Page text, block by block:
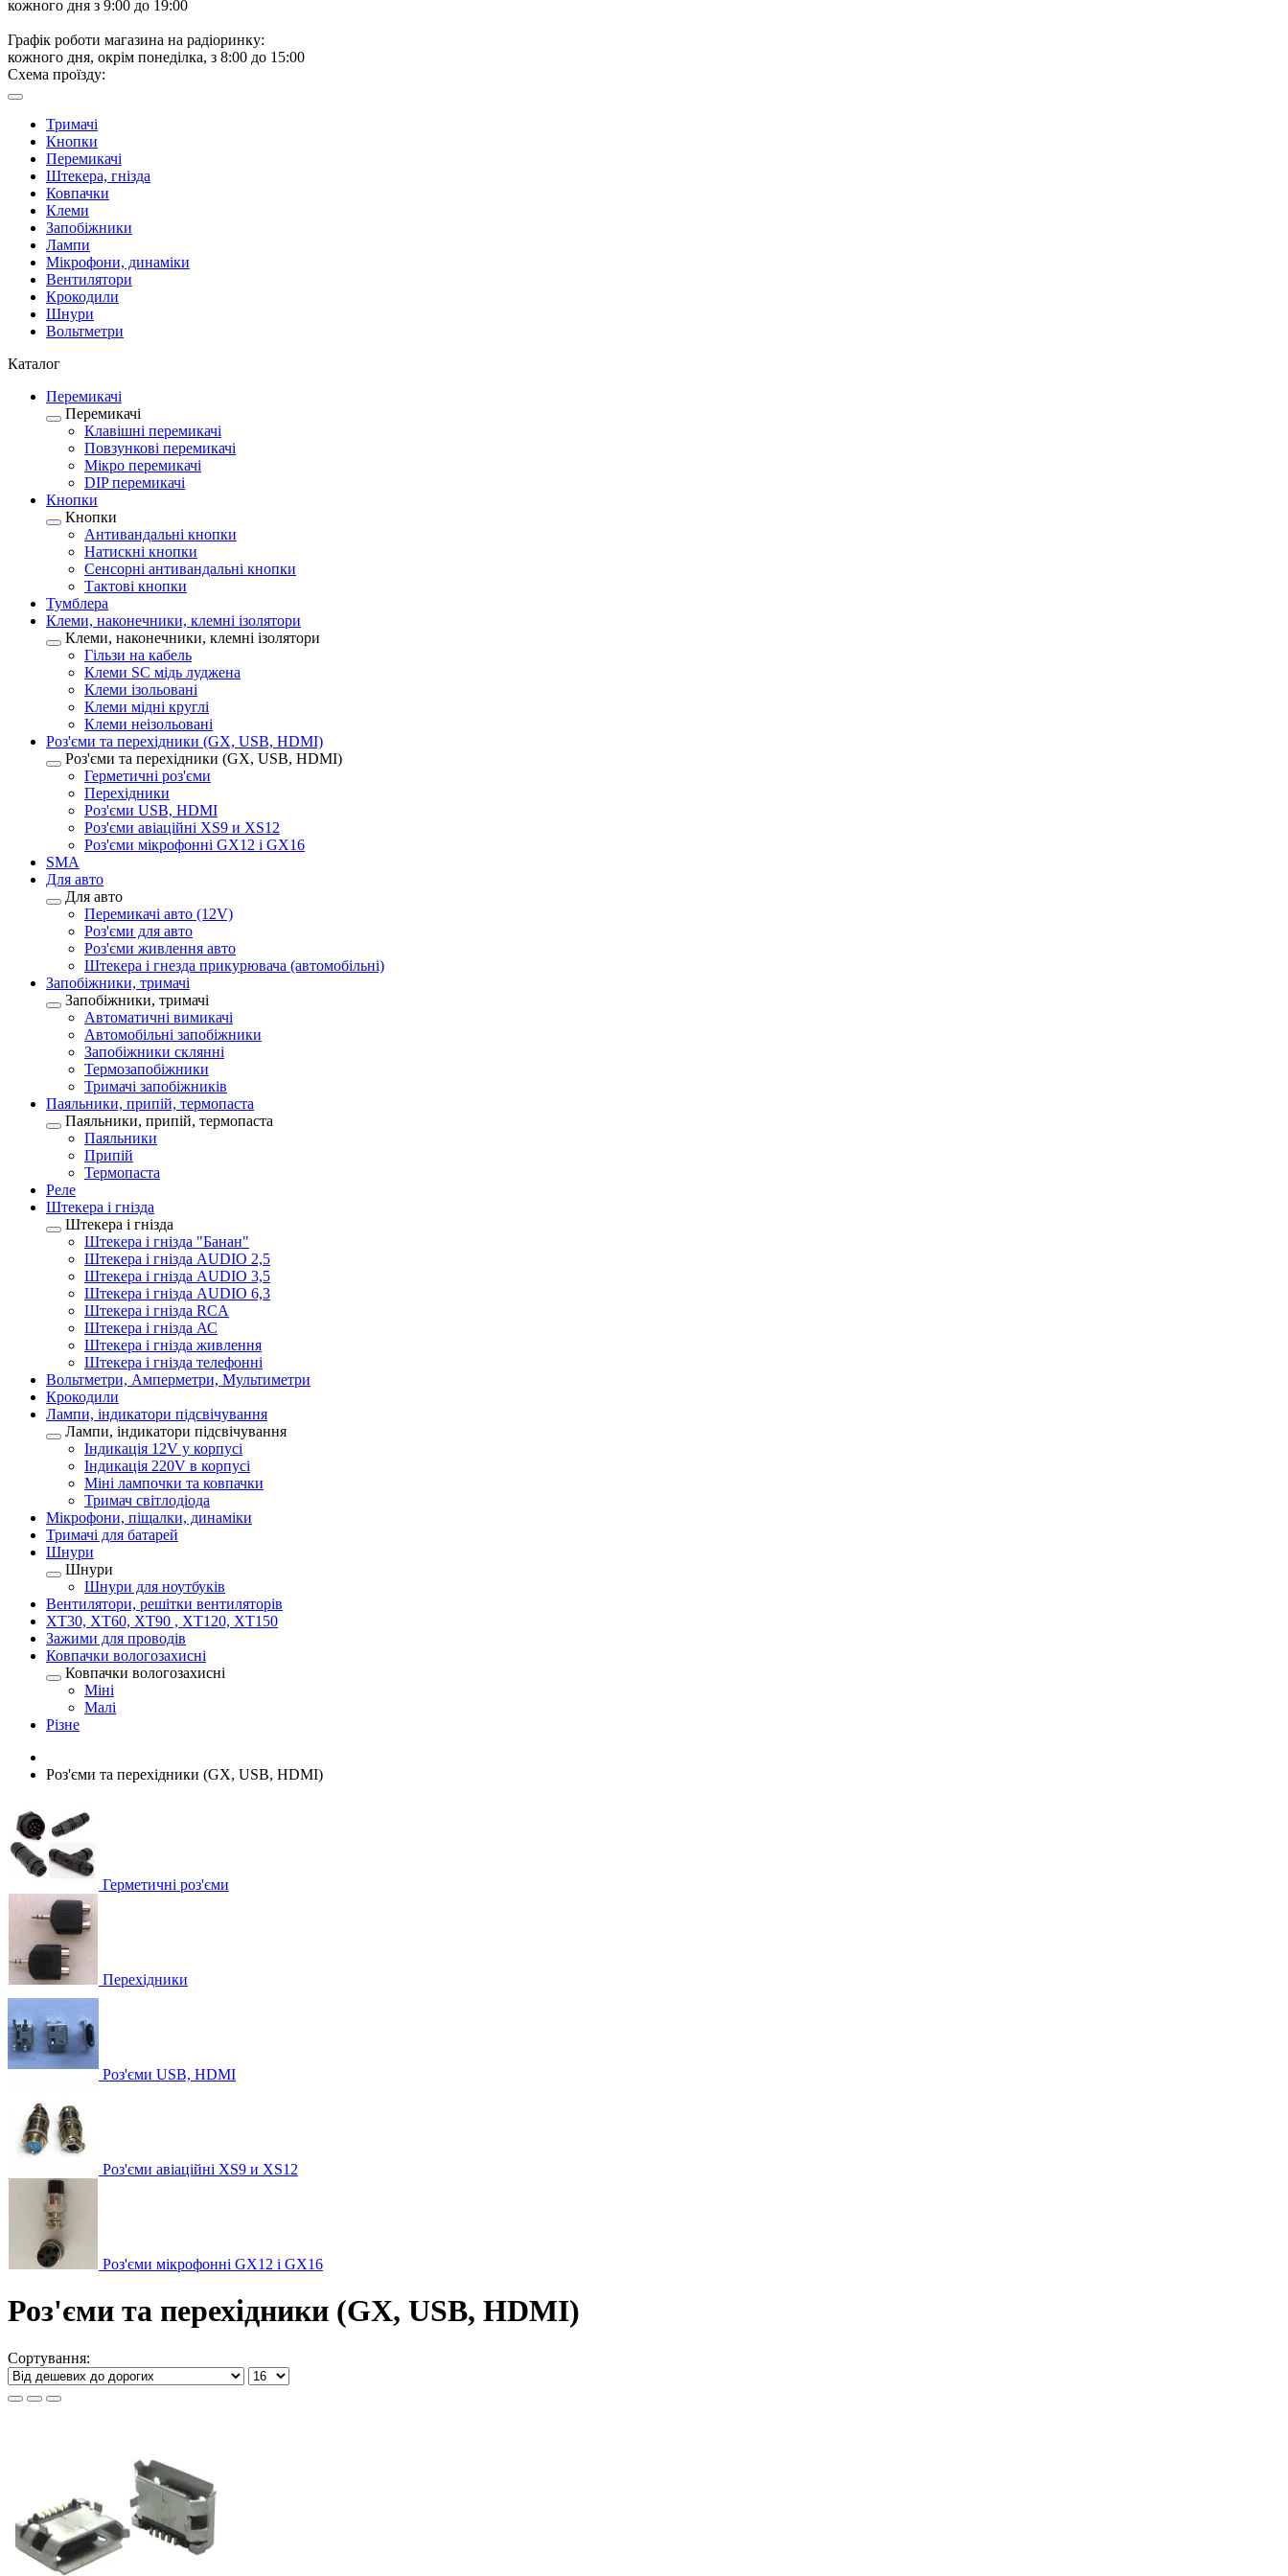
кожного дня з 9:00 до 19:00
Графік роботи магазина на радіоринку:
кожного дня, окрім понеділка, з 8:00 до 15:00
Схема проїзду:
Тримачі
Кнопки
Перемикачі
Штекера, гнізда
Ковпачки
Клеми
Запобіжники
Лампи
Мікрофони, динаміки
Вентилятори
Крокодили
Шнури
Вольтметри
Каталог
Перемикачі
Перемикачі
Клавішні перемикачі
Повзункові перемикачі
Мікро перемикачі
DIP перемикачі
Кнопки
Кнопки
Антивандальні кнопки
Натискні кнопки
Сенсорні антивандальні кнопки
Тактові кнопки
Тумблера
Клеми, наконечники, клемні ізолятори
Клеми, наконечники, клемні ізолятори
Гільзи на кабель
Клеми SC мідь луджена
Клеми ізольовані
Клеми мідні круглі
Клеми неізольовані
Роз'єми та перехідники (GX, USB, HDMI)
Роз'єми та перехідники (GX, USB, HDMI)
Герметичні роз'єми
Перехідники
Роз'єми USB, HDMI
Роз'єми авіаційні XS9 и XS12
Роз'єми мікрофонні GX12 і GX16
SMA
Для авто
Для авто
Перемикачі авто (12V)
Роз'єми для авто
Роз'єми живлення авто
Штекера і гнезда прикурювача (автомобільні)
Запобіжники, тримачі
Запобіжники, тримачі
Автоматичні вимикачі
Автомобільні запобіжники
Запобіжники склянні
Термозапобіжники
Тримачі запобіжників
Паяльники, припій, термопаста
Паяльники, припій, термопаста
Паяльники
Припій
Термопаста
Реле
Штекера і гнізда
Штекера і гнізда
Штекера і гнізда "Банан"
Штекера і гнізда AUDIO 2,5
Штекера і гнізда AUDIO 3,5
Штекера і гнізда AUDIO 6,3
Штекера і гнізда RCA
Штекера і гнізда АС
Штекера і гнізда живлення
Штекера і гнізда телефонні
Вольтметри, Амперметри, Мультиметри
Крокодили
Лампи, індикатори підсвічування
Лампи, індикатори підсвічування
Індикація 12V у корпусі
Індикація 220V в корпусі
Міні лампочки та ковпачки
Тримач світлодіода
Мікрофони, піщалки, динаміки
Тримачі для батарей
Шнури
Шнури
Шнури для ноутбуків
Вентилятори, решітки вентиляторів
XT30, XT60, XT90 , XT120, XT150
Зажими для проводів
Ковпачки вологозахисні
Ковпачки вологозахисні
Міні
Малі
Різне
Роз'єми та перехідники (GX, USB, HDMI)
Герметичні роз'єми
Перехідники
Роз'єми USB, HDMI
Роз'єми авіаційні XS9 и XS12
Роз'єми мікрофонні GX12 і GX16
Роз'єми та перехідники (GX, USB, HDMI)
Сортування: